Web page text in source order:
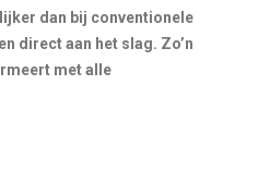
dan bij conventionele
direct aan het slag. Zo’n
met alle